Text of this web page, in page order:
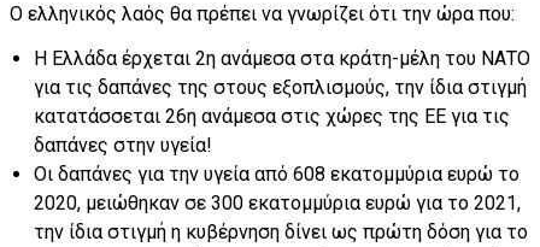
Ο ελληνικός λαός θα πρέπει να γνωρίζει ότι την ώρα που:
Η Ελλάδα έρχεται 2η ανάμεσα στα κράτη-μέλη του ΝΑΤΟ
για τις δαπάνες της στους εξοπλισμούς, την ίδια στιγμή
κατατάσσεται 26η ανάμεσα στις χώρες της ΕΕ για τις
δαπάνες στην υγεία!
Οι δαπάνες για την υγεία από 608 εκατομμύρια ευρώ το
2020, μειώθηκαν σε 300 εκατομμύρια ευρώ για το 2021,
την ίδια στιγμή η κυβέρνηση δίνει ως πρώτη δόση για το